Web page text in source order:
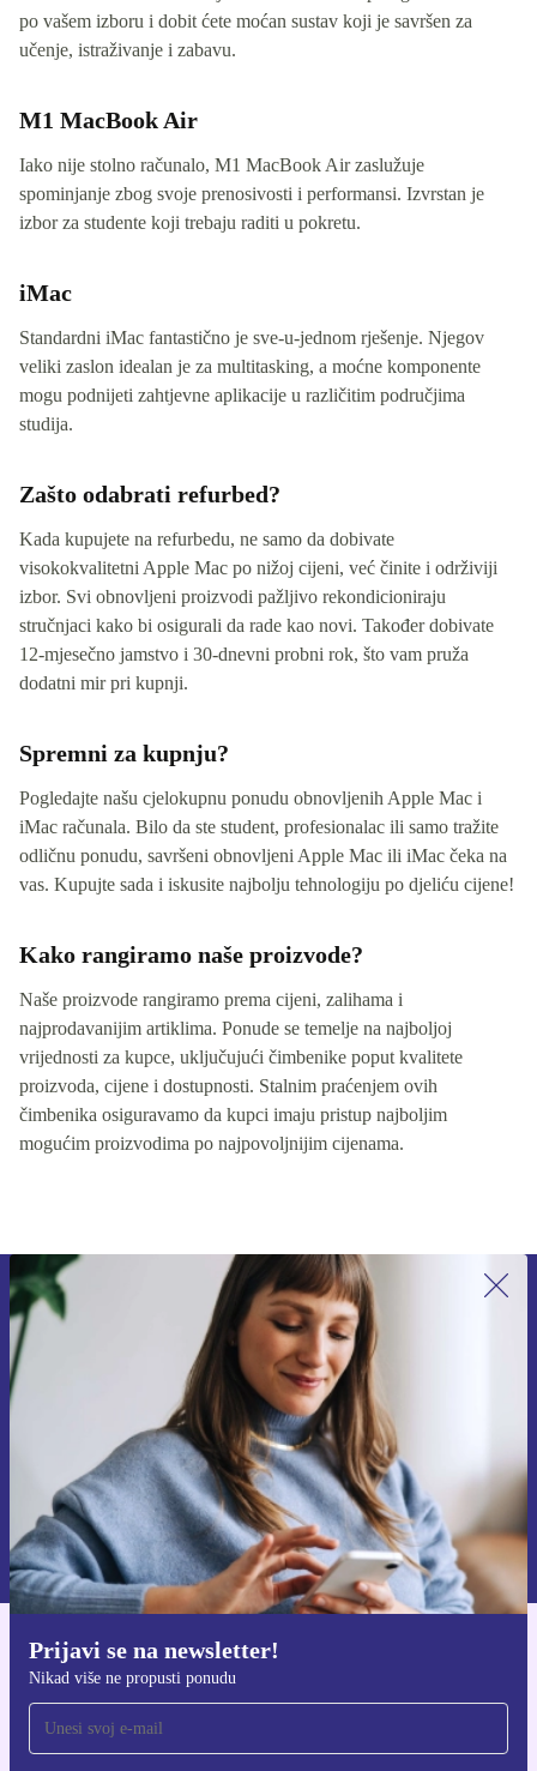
po vašem izboru i dobit ćete moćan sustav koji je savršen za
učenje, istraživanje i zabavu.
M1 MacBook Air
Iako nije stolno računalo, M1 MacBook Air zaslužuje
spominjanje zbog svoje prenosivosti i performansi. Izvrstan je
izbor za studente koji trebaju raditi u pokretu.
iMac
Standardni iMac fantastično je sve-u-jednom rješenje. Njegov
veliki zaslon idealan je za multitasking, a moćne komponente
mogu podnijeti zahtjevne aplikacije u različitim područjima
studija.
Zašto odabrati refurbed?
Kada kupujete na refurbedu, ne samo da dobivate
visokokvalitetni Apple Mac po nižoj cijeni, već činite i održiviji
izbor. Svi obnovljeni proizvodi pažljivo rekondicioniraju
stručnjaci kako bi osigurali da rade kao novi. Također dobivate
12-mjesečno jamstvo i 30-dnevni probni rok, što vam pruža
dodatni mir pri kupnji.
Spremni za kupnju?
Pogledajte našu cjelokupnu ponudu obnovljenih Apple Mac i
iMac računala. Bilo da ste student, profesionalac ili samo tražite
odličnu ponudu, savršeni obnovljeni Apple Mac ili iMac čeka na
vas. Kupujte sada i iskusite najbolju tehnologiju po djeliću cijene!
Kako rangiramo naše proizvode?
Naše proizvode rangiramo prema cijeni, zalihama i
najprodavanijim artiklima. Ponude se temelje na najboljoj
vrijednosti za kupce, uključujući čimbenike poput kvalitete
proizvoda, cijene i dostupnosti. Stalnim praćenjem ovih
čimbenika osiguravamo da kupci imaju pristup najboljim
mogućim proizvodima po najpovoljnijim cijenama.
Prijavi se na newsletter!
Nikad više ne propusti ponudu
Prijavi se na newsletter!
Nikad više ne propusti ponudu.
Zatraži kupon
Informacije o korištenju osobnih podataka možeš pronaći u našim
Pravilima privatnosti.
Preuzmi refurbed aplikaciju
Za iOS i Android